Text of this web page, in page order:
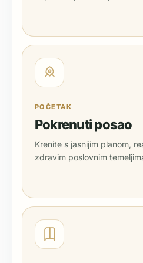
POČETAK
Pokrenuti posao
Krenite s jasnijim planom,
zdravim poslovnim